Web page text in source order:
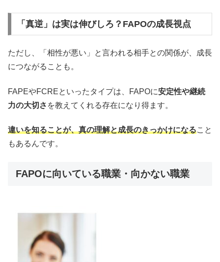
「真逆」は実は伸びしろ？FAPOの成長視点
ただし、「相性が悪い」と言われる相手との関係が、成長
につながることも。
FAPEやFCREといったタイプは、FAPOに安定性や継続
力の大切さ を教えてくれる存在になり得ます。
違いを知ることが、真の理解と成長のきっかけになること
もあるんです。
FAPOに向いている職業・向かない職業